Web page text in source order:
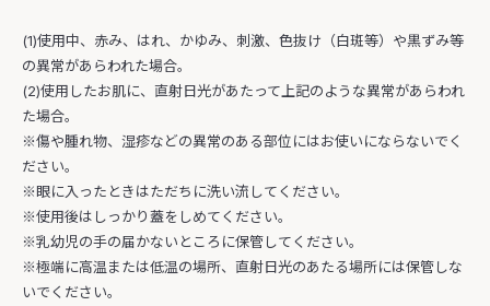
(1)使用中、赤み、はれ、かゆみ、刺激、色抜け（白斑等）や黒ずみ等
の異常があらわれた場合。
(2)使用したお肌に、直射日光があたって上記のような異常があらわれ
た場合。
※傷や腫れ物、湿疹などの異常のある部位にはお使いにならないでく
ださい。
※眼に入ったときはただちに洗い流してください。
※使用後はしっかり蓋をしめてください。
※乳幼児の手の届かないところに保管してください。
※極端に高温または低温の場所、直射日光のあたる場所には保管しな
いでください。